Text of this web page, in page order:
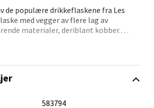
de populære drikkeflaskene fra Les
med vegger av flere lag av
materialer, deriblant kobber.
og silikon er formet som en
Stor åpning som gjør det lett å
bør rengjøres for hånd, for å
583794
og Sandnes - Kilden
4016 Stavanger